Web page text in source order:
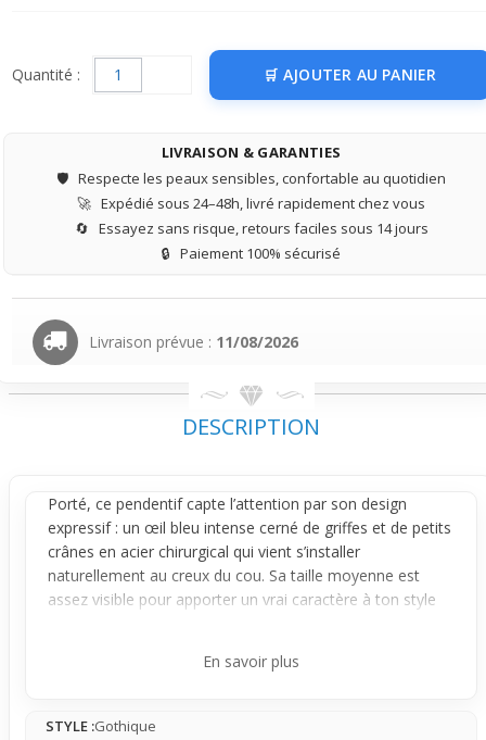
Quantité : AJOUTER AU PANIER
LIVRAISON & GARANTIES
🛡️ Respecte les peaux sensibles, confortable au quotidien
🚀 Expédié sous 24–48h, livré rapidement chez vous
🔄 Essayez sans risque, retours faciles sous 14 jours
🔒 Paiement 100% sécurisé
Livraison prévue : 11/08/2026
DESCRIPTION
Porté, ce pendentifcapte l’attention par son design
expressif : un œil bleu intense cerné de griffes et de petits
crânes en acier chirurgical qui vient s’installer
naturellement au creux du cou. Sa taille moyenne est
assez visible pour apporter un vrai caractère à ton style
visuel gothique très travaillé. Les griffes et crânes
En savoir plus
STYLE :Gothique